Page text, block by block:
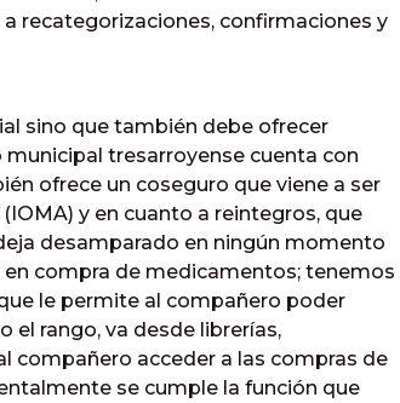
recategorizaciones, confirmaciones y
sino que también debe ofrecer
tresarroyense cuenta con
ofrece un coseguro que viene a ser
y en cuanto a reintegros, que
desamparado en ningún momento
en compra de medicamentos; tenemos
le permite al compañero poder
el rango, va desde librerías,
compañero acceder a las compras de
se cumple la función que